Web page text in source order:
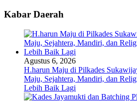
Kabar Daerah
Agustus 6, 2026
H.harun Maju di Pilkades
Maju, Sejahtera, Mandiri, dan
Lebih Baik Lagi